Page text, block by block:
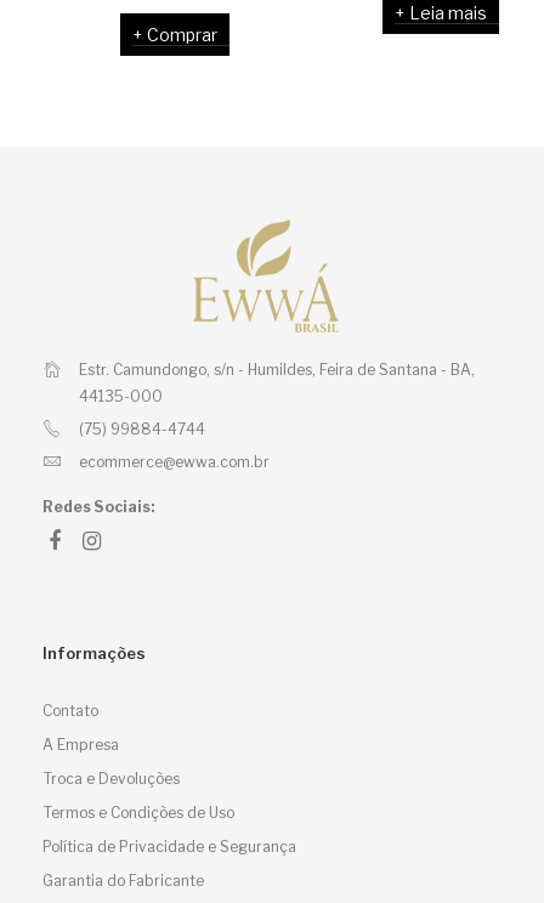
Comprar
Leia mais
Estr. Camundongo, s/n - Humildes, Feira de Santana - BA,
44135-000
(75) 99884-4744
ecommerce@ewwa.com.br
Redes Sociais:
Informações
Contato
A Empresa
Troca e Devoluções
Termos e Condições de Uso
Política de Privacidade e Segurança
Garantia do Fabricante